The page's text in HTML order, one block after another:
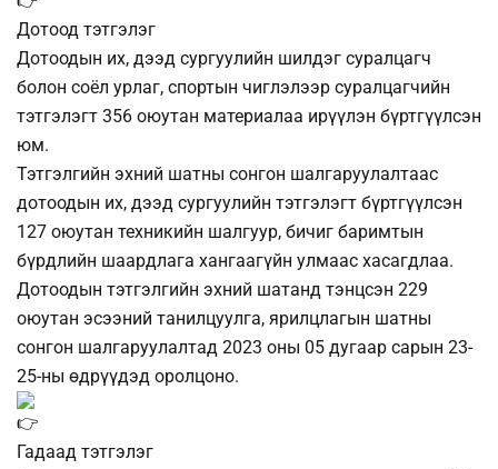
Дотоод тэтгэлэг
Дотоодын их, дээд сургуулийн шилдэг суралцагч
болон соёл урлаг, спортын чиглэлээр суралцагчийн
тэтгэлэгт 356 оюутан материалаа ирүүлэн бүртгүүлсэн
юм.
Тэтгэлгийн эхний шатны сонгон шалгаруулалтаас
дотоодын их, дээд сургуулийн тэтгэлэгт бүртгүүлсэн
127 оюутан техникийн шалгуур, бичиг баримтын
бүрдлийн шаардлага хангаагүйн улмаас хасагдлаа.
Дотоодын тэтгэлгийн эхний шатанд тэнцсэн 229
оюутан эсээний танилцуулга, ярилцлагын шатны
сонгон шалгаруулалтад 2023 оны 05 дугаар сарын 23-
25-ны өдрүүдэд оролцоно.
Гадаад тэтгэлэг